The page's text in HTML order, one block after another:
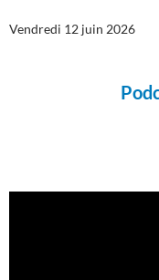
Vendredi 12 juin 2026